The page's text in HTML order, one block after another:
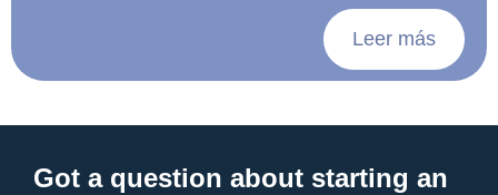
Leer más
Got a question about starting an